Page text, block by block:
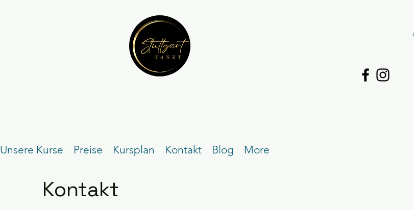
Unsere Kurse Preise Kursplan Kontakt Blog More
Kontakt